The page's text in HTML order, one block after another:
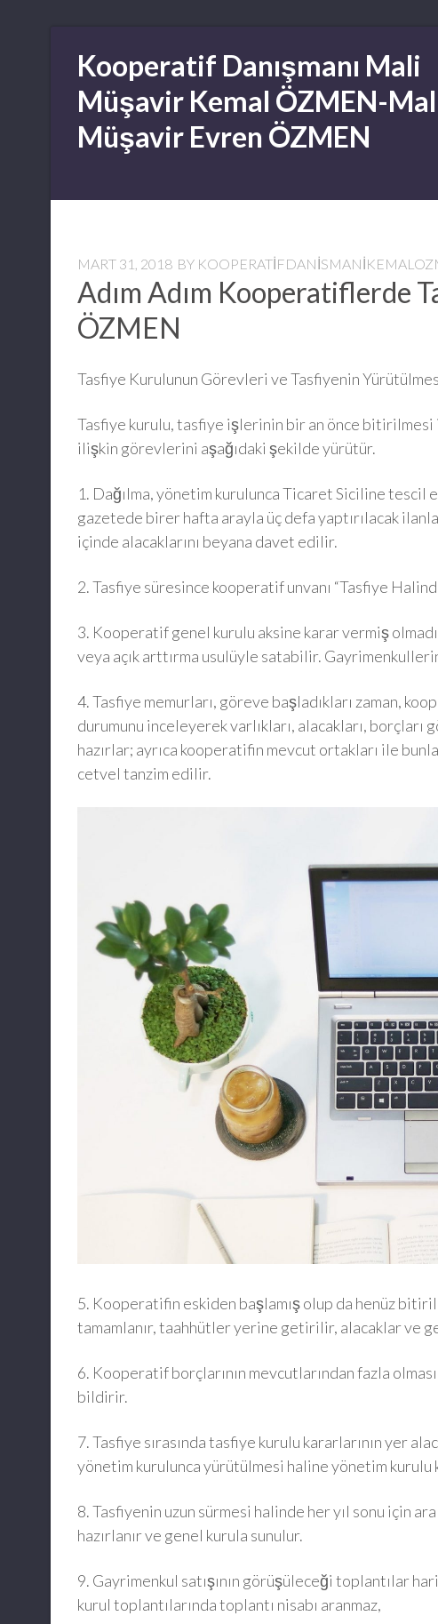
contentKooperatif Danışmanı Mali
Müşavir Kemal ÖZMEN-
Müşavir Evren ÖZMEN
MART 31, 2018 BY
Adım Adım Kooperatiflerde
ÖZMEN
Tasfiye Kurulunun Görevleri ve Tasfiyenin
Tasfiye kurulu, tasfiye işlerinin bir an önce
ilişkin görevlerini aşağıdaki şekilde yürütür.
1. Dağılma, yönetim kurulunca Ticaret Siciline
gazetede birer hafta arayla üç defa yaptırılacak
içinde alacaklarını beyana davet edilir.
2. Tasfiye süresince kooperatif unvanı “Tasfiye
3. Kooperatif genel kurulu aksine karar vermiş
veya açık arttırma usulüyle satabilir.
4. Tasfiye memurları, göreve başladıkları zaman,
durumunu inceleyerek varlıkları, alacakları,
hazırlar; ayrıca kooperatifin mevcut ortakları ile
cetvel tanzim edilir.
5. Kooperatifin eskiden başlamış olup da henüz
tamamlanır, taahhütler yerine getirilir, alacaklar ve
6. Kooperatif borçlarının mevcutlarından fazla
bildirir.
7. Tasfiye sırasında tasfiye kurulu kararlarının yer
yönetim kurulunca yürütülmesi haline yönetim
8. Tasfiyenin uzun sürmesi halinde her yıl sonu için
hazırlanır ve genel kurula sunulur.
9. Gayrimenkul satışının görüşüleceği toplantılar
kurul toplantılarında toplantı nisabı aranmaz,